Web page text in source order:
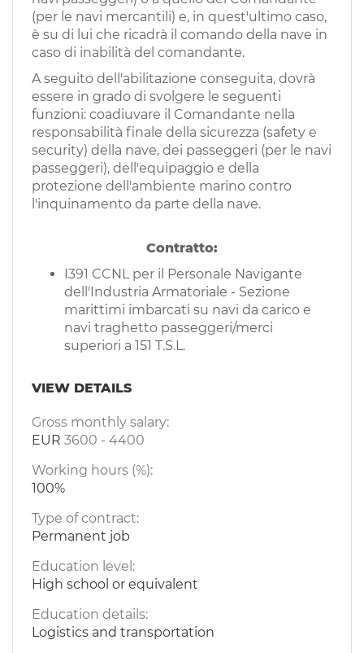
DE
ES
PT
(per le navi mercantili) e, in quest'ultimo caso,
è su di lui che ricadrà il comando della nave in
caso di inabilità del comandante.
A seguito dell'abilitazione conseguita, dovrà
essere in grado di svolgere le seguenti
funzioni: coadiuvare il Comandante nella
responsabilità finale della sicurezza (safety e
security) della nave, dei passeggeri (per le navi
passeggeri), dell'equipaggio e della
protezione dell'ambiente marino contro
l'inquinamento da parte della nave.
Contratto:
I391 CCNL per il Personale Navigante
dell'Industria Armatoriale - Sezione
marittimi imbarcati su navi da carico e
navi traghetto passeggeri/merci
superiori a 151 T.S.L.
VIEW DETAILS
Gross monthly salary:
EUR 3600 - 4400
Working hours (%):
100%
Type of contract:
Permanent job
Education level:
High school or equivalent
Education details:
Logistics and transportation